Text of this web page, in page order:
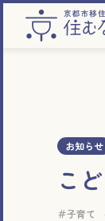
お知らせ
こ
子育て